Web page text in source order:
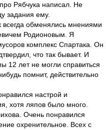
Рябчука написал. Не
задания ему.
всегда обменялись мнениями
Родионовым. Я
комплекс Спартака. Он
что так бывает. И
12 лет не могли справиться
помнит, действительно
настрой и
хотя ляпов было много.
Очень понравился
охренительное. Всех с